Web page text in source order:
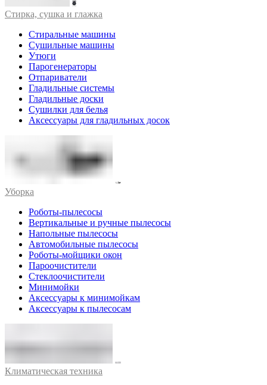
Стирка, сушка и глажка
Стиральные машины
Сушильные машины
Утюги
Парогенераторы
Отпариватели
Гладильные системы
Гладильные доски
Сушилки для белья
Аксессуары для гладильных досок
Уборка
Роботы-пылесосы
Вертикальные и ручные пылесосы
Напольные пылесосы
Автомобильные пылесосы
Роботы-мойщики окон
Пароочистители
Стеклоочистители
Минимойки
Аксессуары к минимойкам
Аксессуары к пылесосам
Климатическая техника